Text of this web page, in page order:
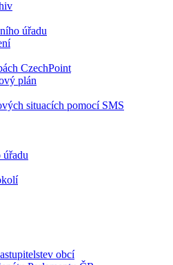
úřadu
CzechPoint
plán
situacích pomocí SMS
úřadu
obcí